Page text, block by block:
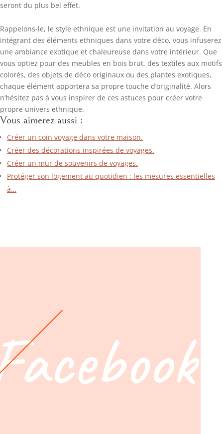
seront du plus bel effet.
Rappelons-le, le style ethnique est une invitation au voyage. En
intégrant des éléments ethniques dans votre déco, vous infuserez
une ambiance exotique et chaleureuse dans votre intérieur. Que
vous optiez pour des meubles en bois brut, des textiles aux motifs
colorés, des objets de déco originaux ou des plantes exotiques,
chaque élément apportera sa propre touche d’originalité. Alors
n’hésitez pas à vous inspirer de ces astuces pour créer votre
propre univers ethnique.
Vous aimerez aussi :
Créer un coin voyage dans votre maison.
Créer des décorations inspirées de voyages.
Créer un mur de souvenirs de voyages.
Protéger son logement au quotidien : les mesures essentielles
à…